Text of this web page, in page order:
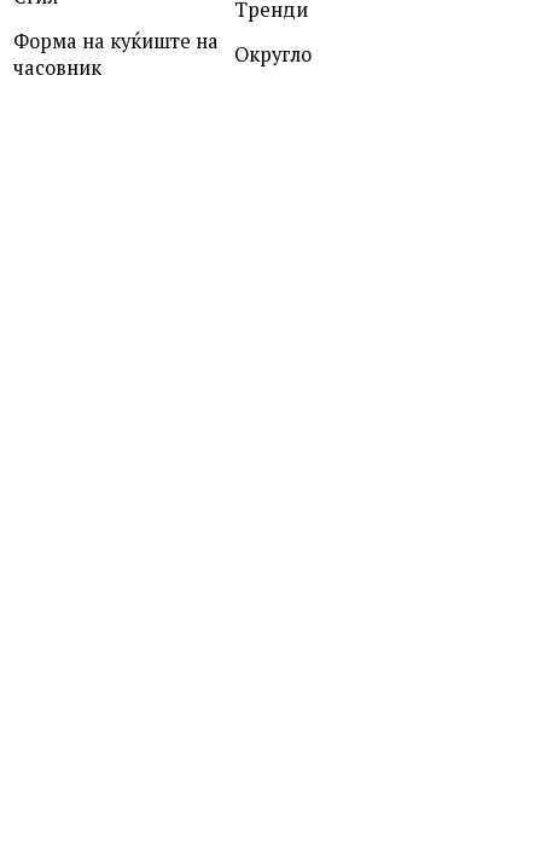
Тренди
Форма на куќиште на
часовник
Округло